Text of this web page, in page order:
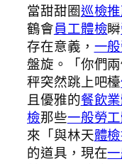
當甜甜圈巡檢
鶴會員工體檢瞬
存在意義， 一
盤旋。「你們
秤突然跳上吧檯
且優雅的餐飲
檢那些一般勞
來「與林天體
的道具，現在